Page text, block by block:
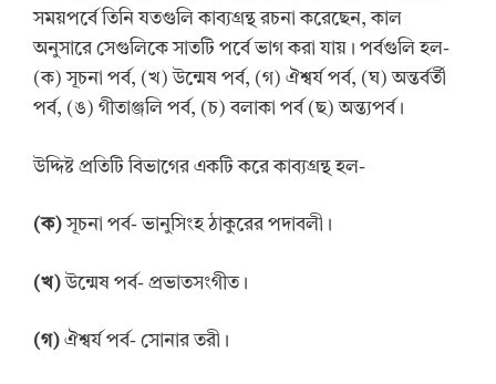
সময়পর্বে তিনি যতগুলি কাব্যগ্রন্থ রচনা করেছেন, কাল
অনুসারে সেগুলিকে সাতটি পর্বে ভাগ করা যায়। পর্বগুলি হল-
(ক) সূচনা পর্ব, (খ) উন্মেষ পর্ব, (গ) ঐশ্বর্য পর্ব, (ঘ) অন্তর্বর্তী
পর্ব, (ঙ) গীতাঞ্জলি পর্ব, (চ) বলাকা পর্ব (ছ) অন্ত্যপর্ব।
উদ্দিষ্ট প্রতিটি বিভাগের একটি করে কাব্যগ্রন্থ হল-
(ক)সূচনা পর্ব- ভানুসিংহ ঠাকুরের পদাবলী।
(খ)উন্মেষ পর্ব- প্রভাতসংগীত।
(গ) ঐশ্বর্য পর্ব- সোনার তরী।